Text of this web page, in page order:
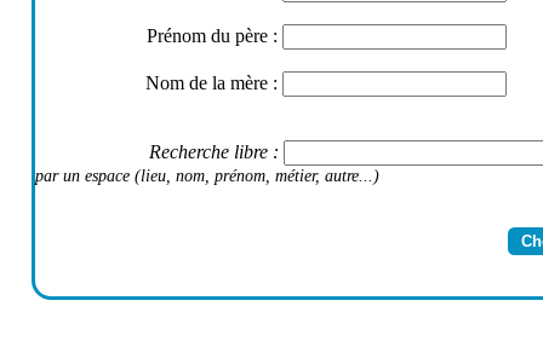
Prénom du père :
Nom de la mère :
Recherche libre :
par un espace (lieu, nom, prénom, métier, autre...)